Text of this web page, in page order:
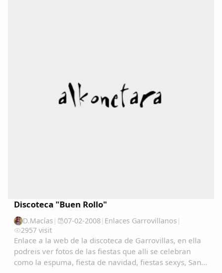
Discoteca "Buen Rollo"
D.Macías | 07-02-2008| Enlaces Garrovillanos |
2957 visit
Enlace a la web de la discoteca de Garrovillas, en ella
podreis ver fotos de las fiestas que alli se celebran
como la espuma, fiesta de navidad, fiestas sexys, San